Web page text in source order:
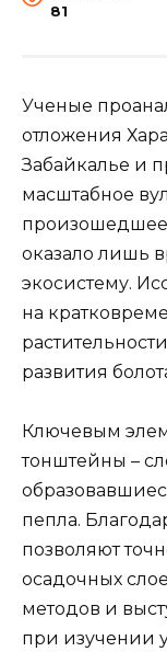
81
Ученые
отложения
Забайкалье и
масштабное
произошедшее
оказало лишь
экосистему.
на
развития
Ключевым
тонштейны –
пепла.
позволяют
осадочных
методов и
при изучении